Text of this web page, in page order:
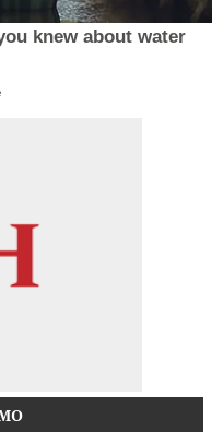
knew about water